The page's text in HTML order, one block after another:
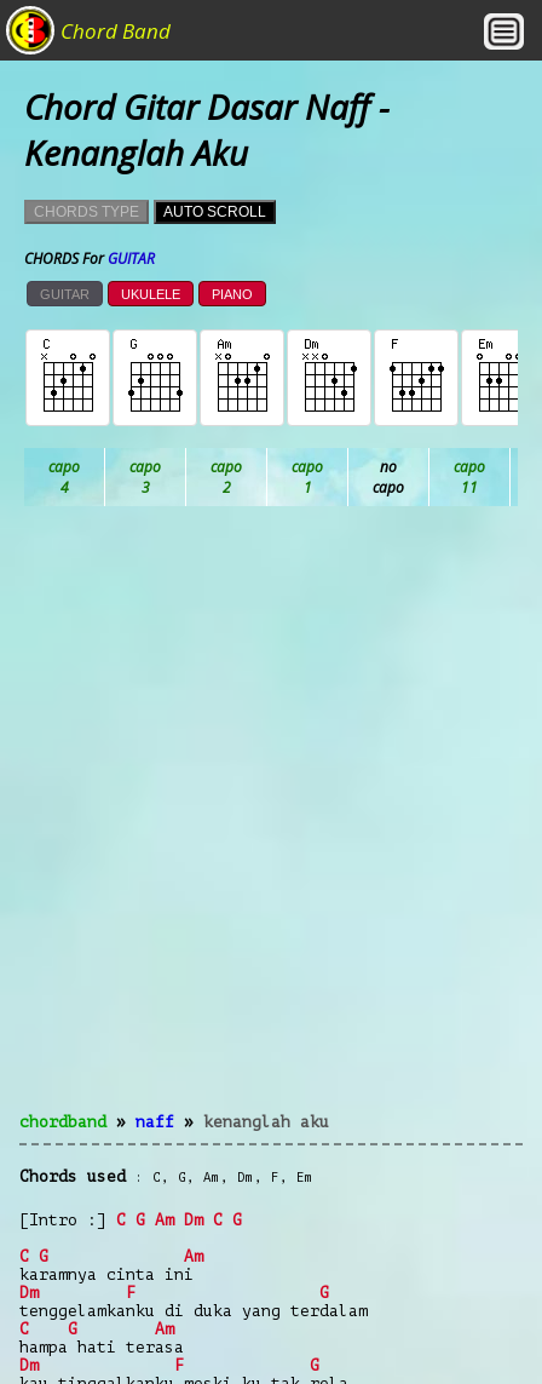
Chord Band
Chord Gitar Dasar Naff -
Kenanglah Aku
CHORDS TYPE AUTO SCROLL
CHORDS ForGUITAR
GUITAR UKULELE PIANO
chordband» naff » kenanglah aku
Chords used C , G , Am , Dm , F , Em
[Intro :] C G Am Dm C G
C G
Am
karamnya cinta ini
Dm
F
G
tenggelamkanku di duka yang terdalam
C
G
Am
hampa hati terasa
Dm
F
G